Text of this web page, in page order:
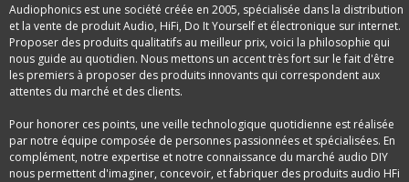
Audiophonics est une société créée en 2005, spécialisée dans la distribution
et la vente de produit Audio, HiFi, Do It Yourself et électronique sur internet.
Proposer des produits qualitatifs au meilleur prix, voici la philosophie qui
nous guide au quotidien. Nous mettons un accent très fort sur le fait d'être
les premiers à proposer des produits innovants qui correspondent aux
attentes du marché et des clients.
Pour honorer ces points, une veille technologique quotidienne est réalisée
par notre équipe composée de personnes passionnées et spécialisées. En
complément, notre expertise et notre connaissance du marché audio DIY
nous permettent d'imaginer, concevoir, et fabriquer des produits audio HFi